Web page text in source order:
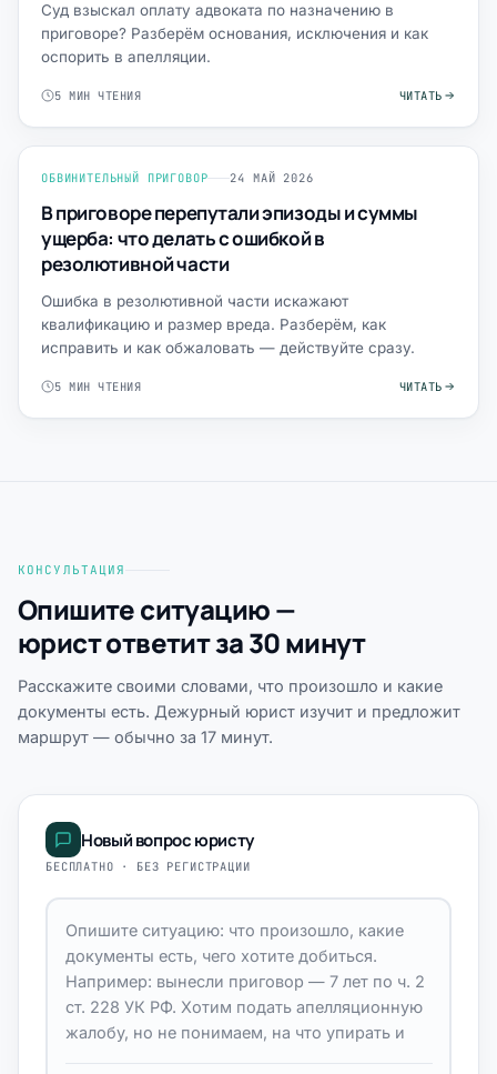
Суд взыскал оплату адвоката по назначению в
приговоре? Разберём основания, исключения и как
оспорить в апелляции.
5 МИН ЧТЕНИЯ ЧИТАТЬ
ОБВИНИТЕЛЬНЫЙ ПРИГОВОР 24 МАЙ 2026
В приговоре перепутали эпизоды и суммы
ущерба: что делать с ошибкой в
резолютивной части
Ошибка в резолютивной части искажают
квалификацию и размер вреда. Разберём, как
исправить и как обжаловать — действуйте сразу.
5 МИН ЧТЕНИЯ ЧИТАТЬ
КОНСУЛЬТАЦИЯ
Опишите ситуацию —
юрист ответит за 30 минут
Расскажите своими словами, что произошло и какие
документы есть. Дежурный юрист изучит и предложит
маршрут — обычно за 17 минут.
Новый вопрос юристу
БЕСПЛАТНО · БЕЗ РЕГИСТРАЦИИ